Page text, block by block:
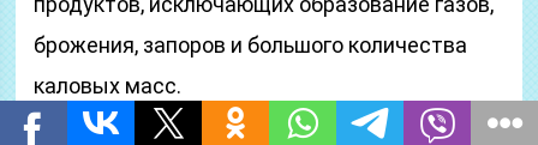
брожения, запоров и большого количества
каловых масс.